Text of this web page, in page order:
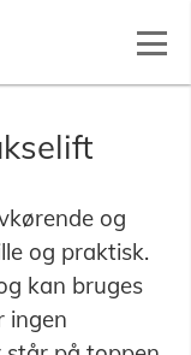
og
og praktisk.
kan bruges
ingen